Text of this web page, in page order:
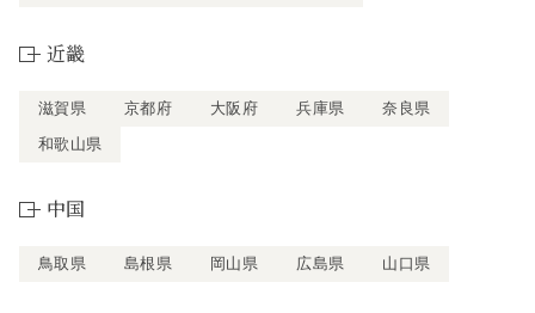
近畿
滋賀県 京都府 大阪府 兵庫県
奈良県
和歌山県
中国
鳥取県 島根県 岡山県 広島県 山口県